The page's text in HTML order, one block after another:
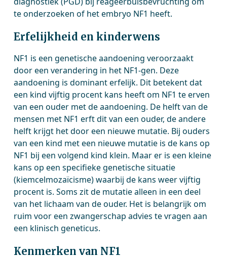
te onderzoeken of het embryo NF1 heeft.
Erfelijkheid en kinderwens
NF1 is een genetische aandoening veroorzaakt
door een verandering in het NF1-gen. Deze
aandoening is dominant erfelijk. Dit betekent dat
een kind vijftig procent kans heeft om NF1 te erven
van een ouder met de aandoening. De helft van de
mensen met NF1 erft dit van een ouder, de andere
helft krijgt het door een nieuwe mutatie. Bij ouders
van een kind met een nieuwe mutatie is de kans op
NF1 bij een volgend kind klein. Maar er is een kleine
kans op een specifieke genetische situatie
(kiemcelmozaïcisme) waarbij de kans weer vijftig
procent is. Soms zit de mutatie alleen in een deel
van het lichaam van de ouder. Het is belangrijk om
ruim voor een zwangerschap advies te vragen aan
een klinisch geneticus.
Kenmerken van NF1